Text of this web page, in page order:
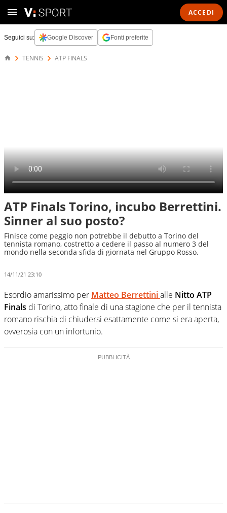
ACCEDI
Seguici su: Google Discover Fonti preferite
TENNIS ATP FINALS
ATP Finals Torino, incubo Berrettini.
Sinner al suo posto?
Finisce come peggio non potrebbe il debutto a Torino del
tennista romano, costretto a cedere il passo al numero 3 del
mondo nella seconda sfida di giornata nel Gruppo Rosso.
14/11/21 23:10
Esordio amarissimo per Matteo Berrettinialle Nitto ATP
Finals di Torino, atto finale di una stagione che per il tennista
romano rischia di chiudersi esattamente come si era aperta,
ovverosia con un infortunio.